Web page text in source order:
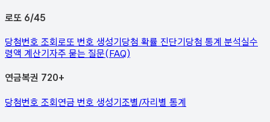
로또 6/45
당첨번호 조회로또 번호 생성기당첨 확률 진단기당첨 통계 분석실수
령액 계산기자주 묻는 질문(FAQ)
연금복권 720+
당첨번호 조회연금 번호 생성기조별/자리별 통계